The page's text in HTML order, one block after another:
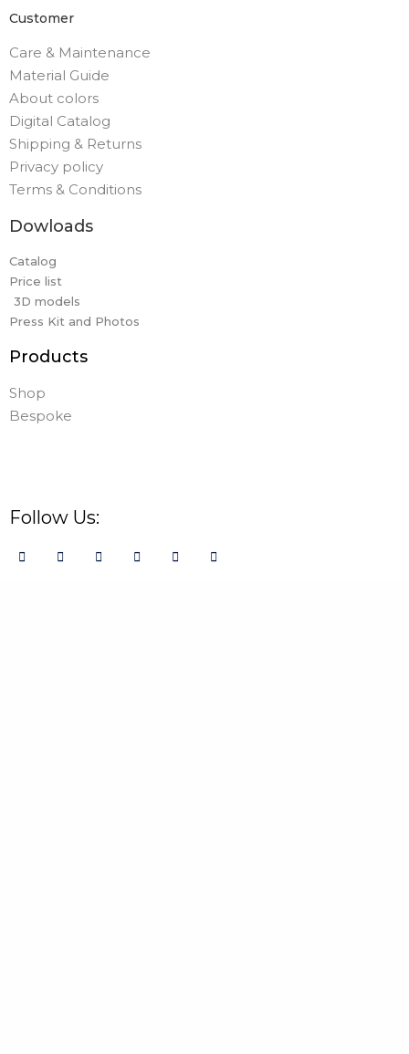
Customer
Care & Maintenance
Material Guide
About colors
Digital Catalog
Shipping & Returns
Privacy policy
Terms & Conditions
Dowloads
Catalog
Price list
3D models
Press Kit and Photos
Products
Shop
Bespoke
Follow Us: